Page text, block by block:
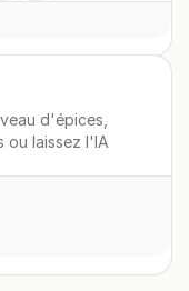
d'épices,
ou laissez l'IA